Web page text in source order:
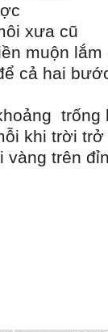
xưa cũ
muộn lắm
cả hai
trống
khi trời trở
vàng trên